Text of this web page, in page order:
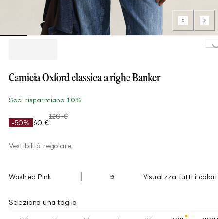
Loading...
Camicia Oxford classica a righe Banker
Soci risparmiano 10%
-50% 60 €
120 €
Vestibilità regolare
Washed Pink Visualizza tutti i colori
Seleziona una taglia